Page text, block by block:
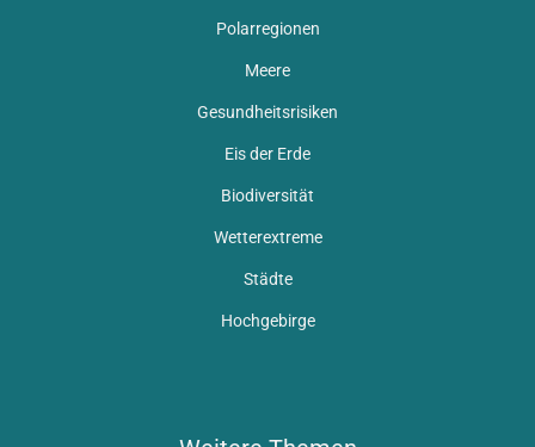
Polarregionen
Meere
Gesundheitsrisiken
Eis der Erde
Biodiversität
Wetterextreme
Städte
Hochgebirge